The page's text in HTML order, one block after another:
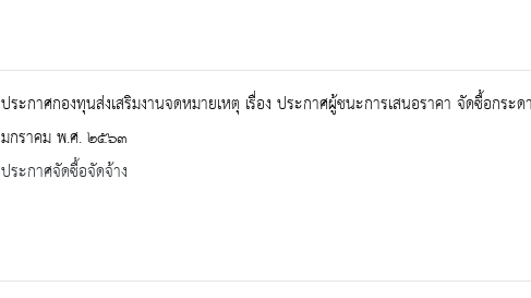
ประกาศกองทุนส่งเสริมงานจดหมายเหตุ เรื่อง ประกาศผู้ชนะการเสนอราคา จัดซื้อกร
มกราคม พ.ศ. ๒๕๖๓
ประกาศจัดซื้อจัดจ้าง